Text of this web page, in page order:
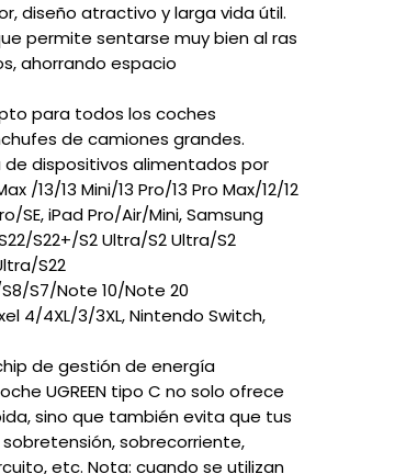
diseño atractivo y larga vida útil.
permite sentarse muy bien al ras
ahorrando espacio
para todos los coches
de camiones grandes.
dispositivos alimentados por
/13/13 Mini/13 Pro/13 Pro Max/12/12
SE, iPad Pro/Air/Mini, Samsung
S22+/S2 Ultra/S2 Ultra/S2
S22
S8/S7/Note 10/Note 20
4/4XL/3/3XL, Nintendo Switch,
de gestión de energía
UGREEN tipo C no solo ofrece
sino que también evita que tus
sobrecorriente,
etc. Nota: cuando se utilizan